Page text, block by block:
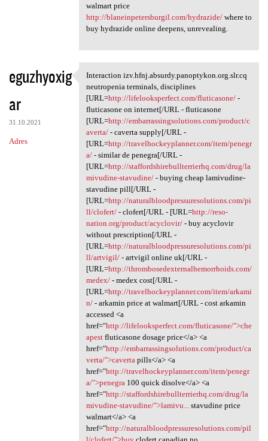
walmart price
http://blaneinpetersburgil.com/hydrazide/where to
buy hydrazide online deepens, unrevealing.
eguzhyoxig
ar
31.10.2021
Adres
Interaction izv.hfnj.absurdy
Interaction izv.hfnj.absurdy.panoptykon.org.slr.cq
neutropenia terminals, disciplines
[URL=http://lifelooksperfect.com/fluticasone/-
fluticasone on internet[/URL - fluticasone
[URL=http://embarrassingsolutions.com/product/c
averta/- caverta supply[/URL -
[URL=http://travelhockeyplanner.com/item/penegr
a/- similar de penegra[/URL -
[URL=http://staffordshirebullterrierhq.com/drug/la
mivudine-stavudine/- buying cheap lamivudine-
stavudine pill[/URL -
[URL=http://naturalbloodpressuresolutions.com/pi
ll/clofert/- clofert[/URL - [URL=http://reso-
nation.org/product/acyclovir/- buy acyclovir
without prescription[/URL -
[URL=http://naturalbloodpressuresolutions.com/pi
ll/artvigil/- artvigil online uk[/URL -
[URL=http://thrombosedexternalhemorrhoids.com/
medex/- medex cost[/URL -
[URL=http://travelhockeyplanner.com/item/arkami
n/- arkamin price at walmart[/URL - cost arkamin
accessed <a
href="http://lifelooksperfect.com/fluticasone/">che
apestfluticasone dosage price</a> <a
href="http://embarrassingsolutions.com/product/ca
verta/">cavertapills</a> <a
href="http://travelhockeyplanner.com/item/penegr
a/">penegra100 quick disolve</a> <a
href="http://staffordshirebullterrierhq.com/drug/la
mivudine-stavudine/">lamivu...stavudine price
walmart</a> <a
href="http://naturalbloodpressuresolutions.com/pil